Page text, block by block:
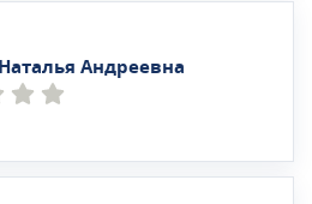
Андреевна